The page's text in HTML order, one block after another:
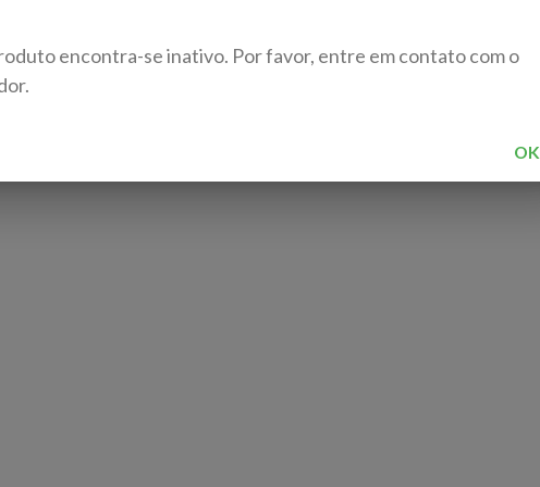
encontra-se inativo. Por favor, entre em contato com o
OK